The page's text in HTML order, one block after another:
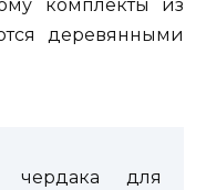
комплекты из
деревянными
чердака для